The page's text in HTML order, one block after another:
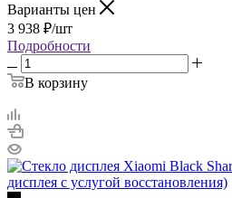
Варианты цен
3 938 ₽/шт
Подробности
В корзину